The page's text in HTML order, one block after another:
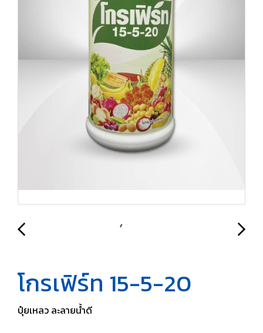
โกรเฟิร์ท 15-5-20
ปุ๋ยเหลว ละลายน้ำดี